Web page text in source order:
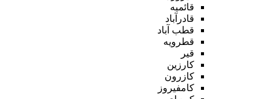
قائمیه
قادرآباد
قطب آباد
قطرویه
قیر
کارزین
کازرون
کامفیروز